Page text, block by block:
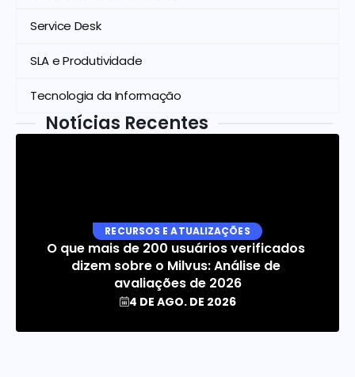
Service Desk
SLA e Produtividade
Tecnologia da Informação
Notícias Recentes
RECURSOS E ATUALIZAÇÕES
O que mais de 200 usuários verificados
dizem sobre o Milvus: Análise de
avaliações de 2026
4 DE AGO. DE 2026